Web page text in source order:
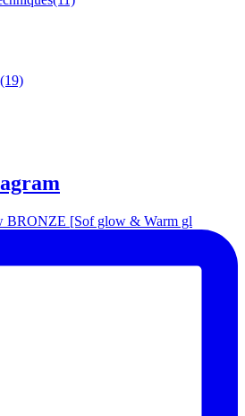
(19)
BRONZE [Sof glow & Warm gl